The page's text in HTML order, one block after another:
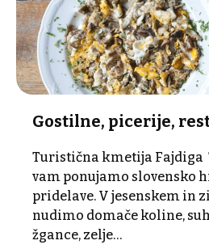
Gostilne, picerije,
Turistična kmetija Fajdiga
vam ponujamo slovensko
pridelave. V jesenskem in
nudimo domače koline,
žgance, zelje…